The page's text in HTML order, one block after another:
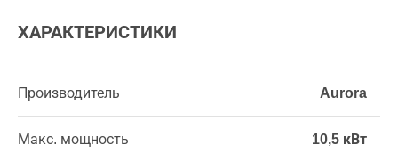
ХАРАКТЕРИСТИКИ
Производитель Aurora
Макс. мощность 10,5 кВт